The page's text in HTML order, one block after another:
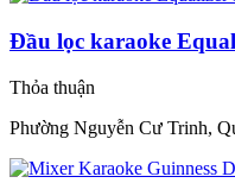
Đầu lọc karaoke
Thỏa thuận
Phường Nguyễn Cư Trinh,